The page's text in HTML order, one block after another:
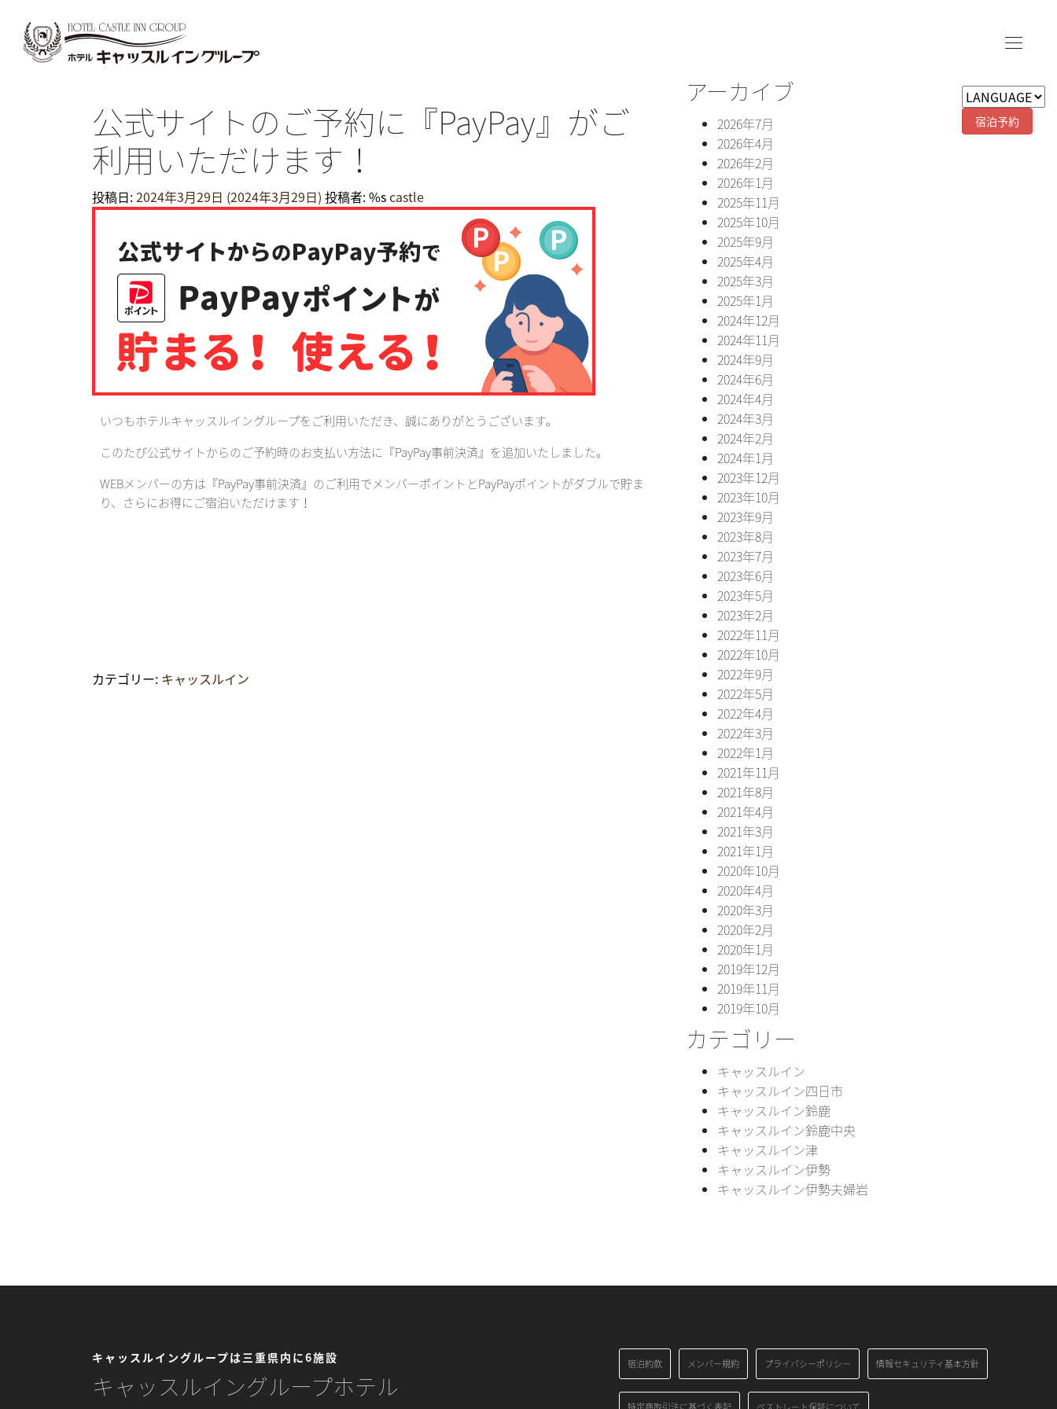
宿泊予約
公式サイトのご予約に『PayPay』がご
利用いただけます！
投稿日:2024年3月29日 (2024年3月29日) 投稿者: %scastle
いつもホテルキャッスルイングループをご利用いただき、誠にありがとうございます。
このたび公式サイトからのご予約時のお支払い方法に『PayPay事前決済』を追加いたしました。
WEBメンバーの方は『PayPay事前決済』のご利用でメンバーポイントとPayPayポイントがダブルで貯ま
り、さらにお得にご宿泊いただけます！
カテゴリー: キャッスルイン
アーカイブ
2026年7月
2026年4月
2026年2月
2026年1月
2025年11月
2025年10月
2025年9月
2025年4月
2025年3月
2025年1月
2024年12月
2024年11月
2024年9月
2024年6月
2024年4月
2024年3月
2024年2月
2024年1月
2023年12月
2023年10月
2023年9月
2023年8月
2023年7月
2023年6月
2023年5月
2023年2月
2022年11月
2022年10月
2022年9月
2022年5月
2022年4月
2022年3月
2022年1月
2021年11月
2021年8月
2021年4月
2021年3月
2021年1月
2020年10月
2020年4月
2020年3月
2020年2月
2020年1月
2019年12月
2019年11月
2019年10月
カテゴリー
キャッスルイン
キャッスルイン四日市
キャッスルイン鈴鹿
キャッスルイン鈴鹿中央
キャッスルイン津
キャッスルイン伊勢
キャッスルイン伊勢夫婦岩
キャッスルイングループは三重県内に6施設
キャッスルイングループホテル
宿泊約款 メンバ－規約 プライバシーポリシー 情報セキュリティ基本方針